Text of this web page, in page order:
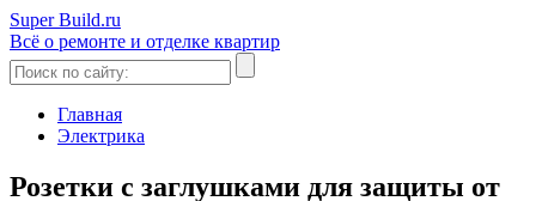
Super Build.ru
Всё о ремонте и отделке квартир
Главная
Электрика
Розетки с заглушками для защиты от